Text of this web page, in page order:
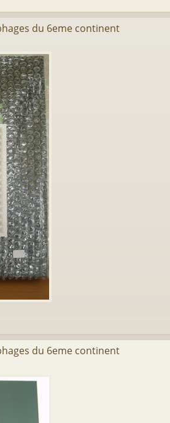
du 6eme continent
du 6eme continent